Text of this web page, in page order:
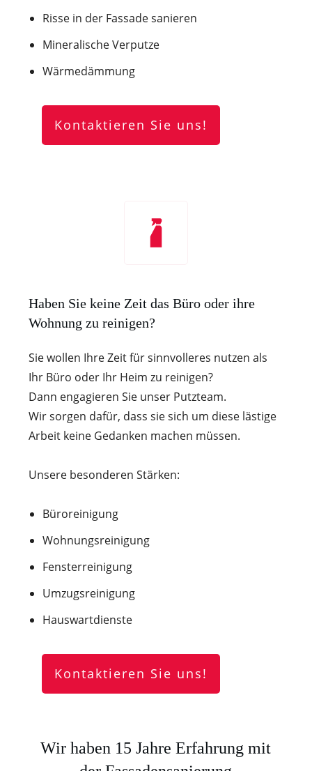
Risse in der Fassade sanieren
Mineralische Verputze
Wärmedämmung
Kontaktieren Sie uns!
Haben Sie keine Zeit das Büro oder ihre
Wohnung zu reinigen?
Sie wollen Ihre Zeit für sinnvolleres nutzen als
Ihr Büro oder Ihr Heim zu reinigen?
Dann engagieren Sie unser Putzteam.
Wir sorgen dafür, dass sie sich um diese lästige
Arbeit keine Gedanken machen müssen.
Unsere besonderen Stärken:
Büroreinigung
Wohnungsreinigung
Fensterreinigung
Umzugsreinigung
Hauswartdienste
Kontaktieren Sie uns!
Wir haben 15 Jahre Erfahrung mit